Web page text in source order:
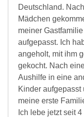
Deutschland.
Mädchen
meiner
aufgepasst. Ich
angeholt, mit ihm
gekocht. Nach
Aushilfe in eine
Kinder aufgepasst
meine erste
Ich lebe jetzt seit